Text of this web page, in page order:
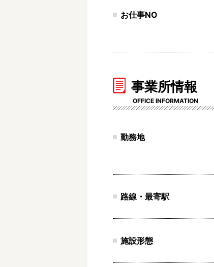
お仕事NO
事業所情報
OFFICE INFORMATION
勤務地
路線・最寄駅
施設形態